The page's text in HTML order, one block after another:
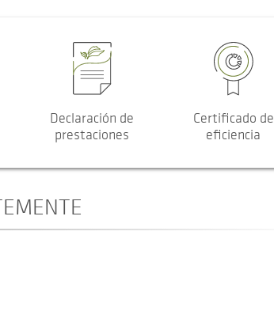
Declaración de
prestaciones
Certificado de
eficiencia